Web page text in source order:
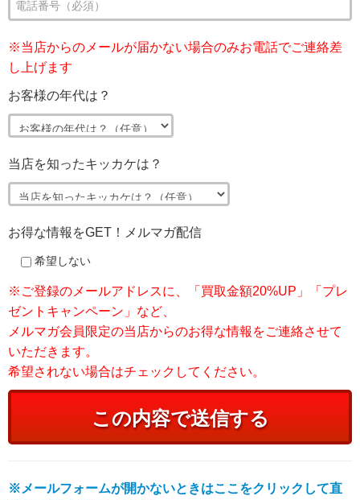
※当店からのメールが届かない場合のみお電話でご連絡差
し上げます
お客様の年代は？
当店を知ったキッカケは？
お得な情報をGET！メルマガ配信
希望しない
※ご登録のメールアドレスに、「買取金額20%UP」「プレ
ゼントキャンペーン」など、
メルマガ会員限定の当店からのお得な情報をご連絡させて
いただきます。
希望されない場合はチェックしてください。
※メールフォームが開かないときはここをクリックして直